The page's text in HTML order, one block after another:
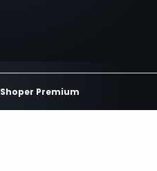
Shoper Premium